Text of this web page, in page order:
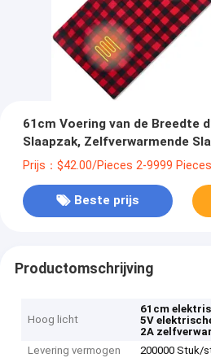
61cm Voering van de Breedte
Slaapzak, Zelfverwarmende
van 5V 2A;
Prijs：$42.00/Pieces 2-9999 Pieces
Beste prijs
Productomschrijving
Hoog licht
61cm
5V
2A
Levering vermogen
200000 Stuk/